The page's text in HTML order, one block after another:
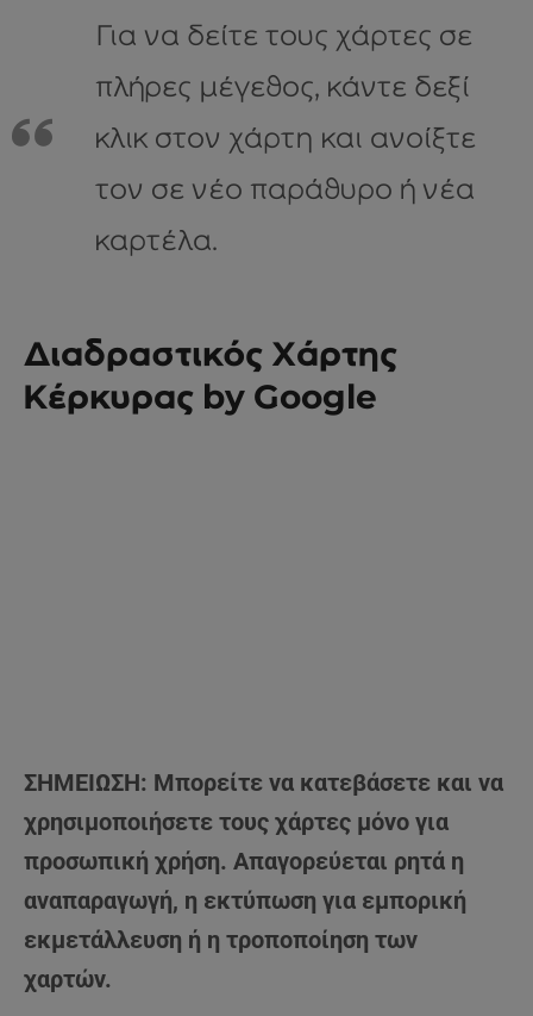
Για να δείτε τους χάρτες σε
πλήρες μέγεθος, κάντε δεξί
κλικ στον χάρτη και ανοίξτε
τον σε νέο παράθυρο ή νέα
καρτέλα.
Διαδραστικός Χάρτης
Κέρκυρας by Google
ΣΗΜΕΙΩΣΗ: Μπορείτε να κατεβάσετε και να
χρησιμοποιήσετε τους χάρτες μόνο για
προσωπική χρήση. Απαγορεύεται ρητά η
αναπαραγωγή, η εκτύπωση για εμπορική
εκμετάλλευση ή η τροποποίηση των
χαρτών.